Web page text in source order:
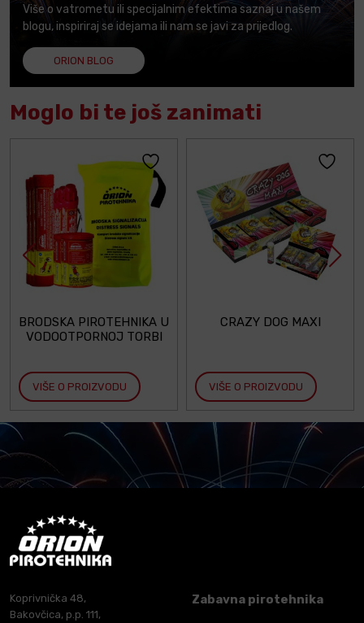
Više o vatrometu ili specijalnim efektima saznaj u našem
blogu, inspiriraj se idejama ili nam se javi za prijedlog.
ORION BLOG
Moglo bi te još zanimati
BRODSKA PIROTEHNIKA U
VODOOTPORNOJ TORBI
VIŠE O PROIZVODU
CRAZY DOG MAXI
VIŠE O PROIZVODU
Koprivnička 48,
Bakovčica, p.p. 111,
Zabavna pirotehnika